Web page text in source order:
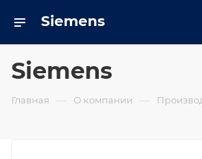
Siemens
Siemens
Главная — О компании —